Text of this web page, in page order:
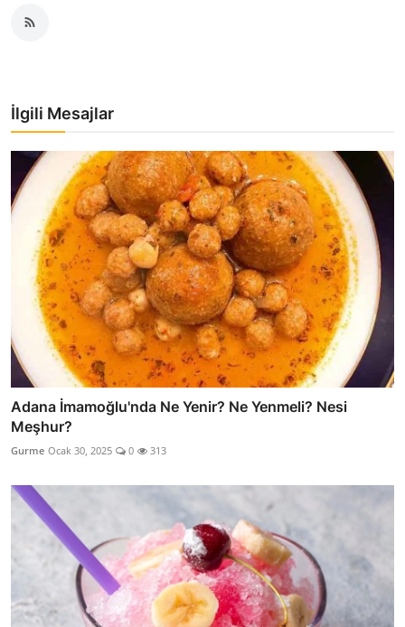
İlgili Mesajlar
Adana İmamoğlu'nda Ne Yenir? Ne Yenmeli? Nesi
Meşhur?
Gurme Ocak 30, 2025 0 313